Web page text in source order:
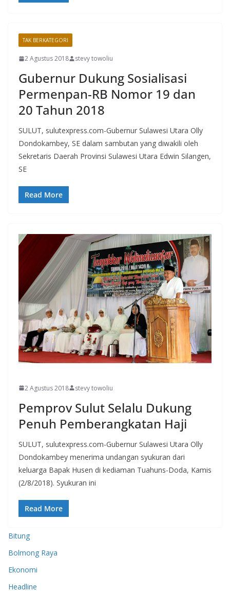
TAK BERKATEGORI
2 Agustus 2018 stevy towoliu
Gubernur Dukung Sosialisasi
Permenpan-RB Nomor 19 dan
20 Tahun 2018
SULUT, sulutexpress.com-Gubernur Sulawesi Utara Olly
Dondokambey, SE dalam sambutan yang diwakili oleh
Sekretaris Daerah Provinsi Sulawesi Utara Edwin Silangen,
SE
Read More
2 Agustus 2018 stevy towoliu
Pemprov Sulut Selalu Dukung
Penuh Pemberangkatan Haji
SULUT, sulutexpress.com-Gubernur Sulawesi Utara Olly
Dondokambey menerima undangan syukuran dari
keluarga Bapak Husen di kediaman Tuahuns-Doda, Kamis
(2/8/2018). Syukuran ini
Read More
Bitung
Bolmong Raya
Ekonomi
Headline